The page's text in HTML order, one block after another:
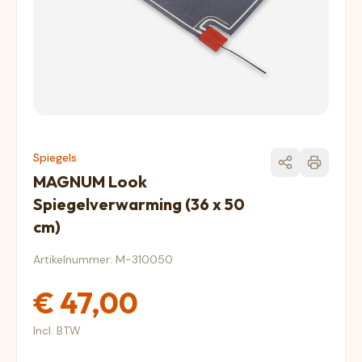
Spiegels
MAGNUM Look
Spiegelverwarming (36 x 50
cm)
Artikelnummer: M-310050
€ 47,00
Incl. BTW